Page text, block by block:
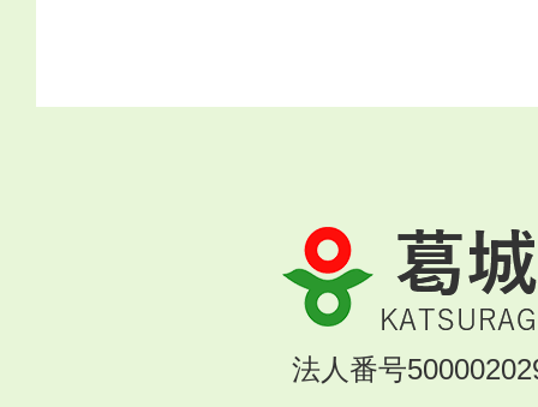
葛
城
市
KATSURAGI
法人番号